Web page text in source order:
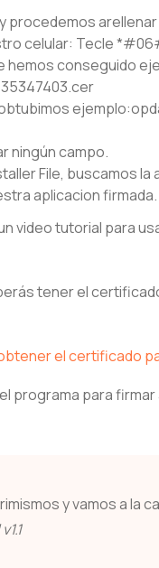
procedemos
celular: Tecle
hemos conseguido
ningún campo.
File, buscamos
aplicacion firmada.
video tutorial para
tener el
el certificado
programa para
y vamos a la